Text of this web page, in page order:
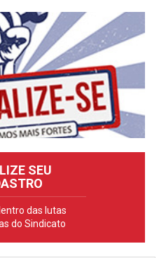
SEU
das lutas
do Sindicato